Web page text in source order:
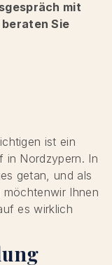
mit
Sie
ist ein
in Nordzypern. In
getan, und als
möchtenwir Ihnen
es wirklich